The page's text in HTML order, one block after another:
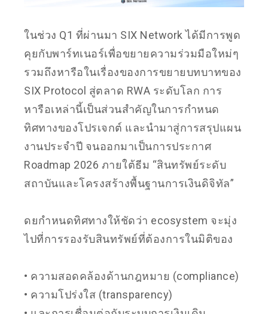
ในช่วง Q1 ที่ผ่านมา SIX Network ได้มีการพูด
คุยกับพาร์ทเนอร์เพื่อขยายความร่วมมือใหม่ๆ
รวมถึงหารือในเรื่องของการขยายบทบาทของ
SIX Protocol สู่ตลาด RWA ระดับโลก การ
หารือเหล่านี้เป็นส่วนสำคัญในการกำหนด
ทิศทางของโปรเจกต์ และนำมาสู่การสรุปแผน
งานประจำปี จนออกมาเป็นการประกาศ
Roadmap 2026 ภายใต้ธีม “สินทรัพย์ระดับ
สถาบันและโครงสร้างพื้นฐานการเงินดิจิทัล”
ดยกำหนดทิศทางให้ชัดว่า ecosystem จะมุ่ง
ไปที่การรองรับสินทรัพย์ที่ต้องการในมิติของ
• ความสอดคล้องด้านกฎหมาย (compliance)
• ความโปร่งใส (transparency)